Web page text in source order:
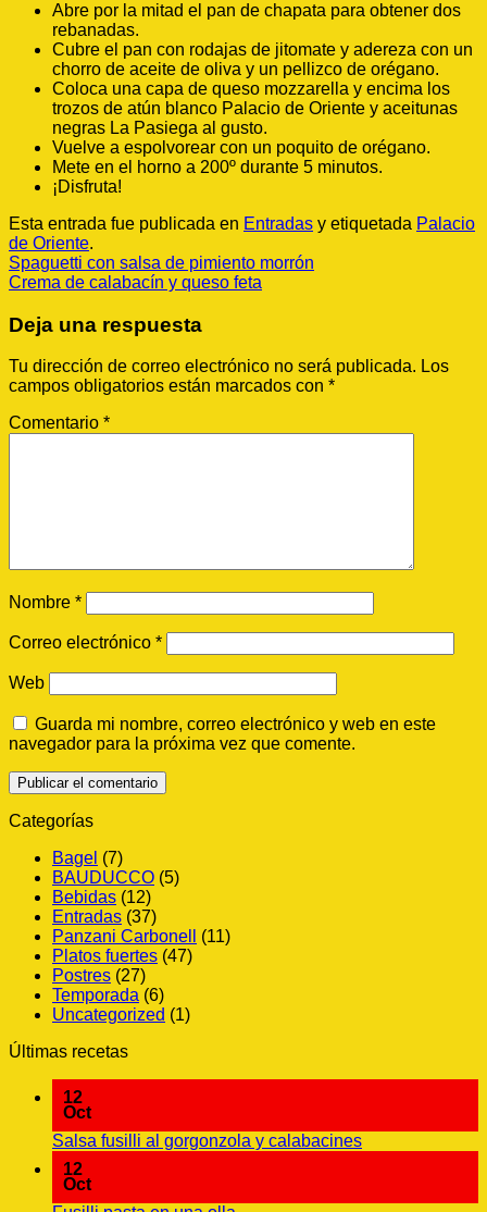
Abre por la mitad el pan de chapata para obtener dos
rebanadas.
Cubre el pan con rodajas de jitomate y adereza con un
chorro de aceite de oliva y un pellizco de orégano.
Coloca una capa de queso mozzarella y encima los
trozos de atún blanco Palacio de Oriente y aceitunas
negras La Pasiega al gusto.
Vuelve a espolvorear con un poquito de orégano.
Mete en el horno a 200º durante 5 minutos.
¡Disfruta!
Esta entrada fue publicada en Entradas y etiquetada Palacio
de Oriente.
Spaguetti con salsa de pimiento morrón
Crema de calabacín y queso feta
Deja una respuesta
Tu dirección de correo electrónico no será publicada. Los
campos obligatorios están marcados con *
Comentario *
Nombre *
Correo electrónico *
Web
Guarda mi nombre, correo electrónico y web en este
navegador para la próxima vez que comente.
Categorías
Bagel (7)
BAUDUCCO (5)
Bebidas (12)
Entradas (37)
Panzani Carbonell
(11)
Platos fuertes (47)
Postres (27)
Temporada (6)
Uncategorized (1)
Últimas recetas
12
Oct
Salsa fusilli al gorgonzola y calabacinesNo
12
Oct